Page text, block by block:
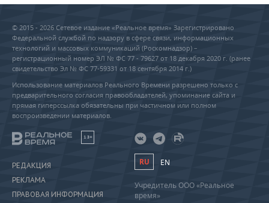
© 2015 - 2026 Сетевое издание «Реальное время» Зарегистрировано
Федеральной службой по надзору в сфере связи, информационных
технологий и массовых коммуникаций (Роскомнадзор) –
регистрационный номер ЭЛ № ФС 77 - 79627 от 18 декабря 2020 г. (ранее
свидетельство Эл № ФС 77-59331 от 18 сентября 2014 г.)
Использование материалов Реального Времени разрешено только с
предварительного согласия правообладателей, упоминание сайта и
прямая гиперссылка обязательны при частичном или полном
воспроизведении материалов.
18+
РЕДАКЦИЯ
РЕКЛАМА
ПРАВОВАЯ ИНФОРМАЦИЯ
RU EN
Учредитель ООО «Реальное
время»